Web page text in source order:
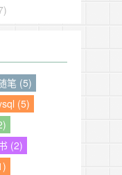
笔 (5)
(5)
(2)